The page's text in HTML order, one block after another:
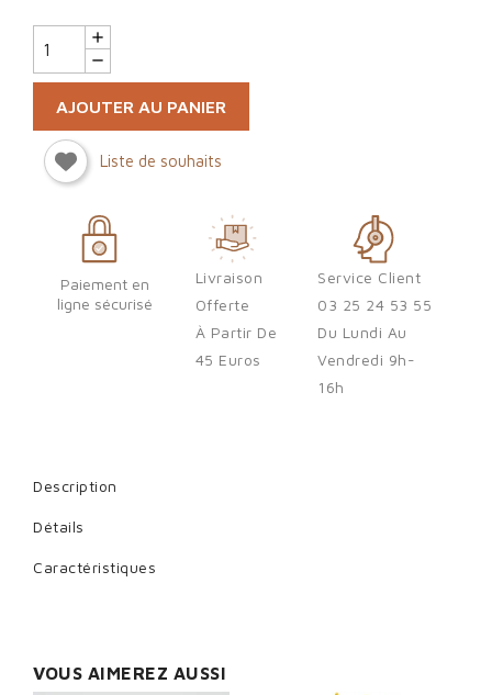
AJOUTER AU PANIER
Liste de souhaits
Paiement en
ligne sécurisé
Livraison
Offerte
À Partir De
45 Euros
Service Client
03 25 24 53 55
Du Lundi Au
Vendredi 9h-
16h
Description
Détails
Caractéristiques
VOUS AIMEREZ AUSSI
Sign in
You need to be logged in to save products in your wish list.